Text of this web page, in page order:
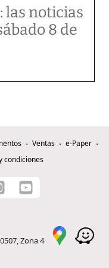
las noticias
8 de
Ventas
e-Paper
condiciones
Zona 4